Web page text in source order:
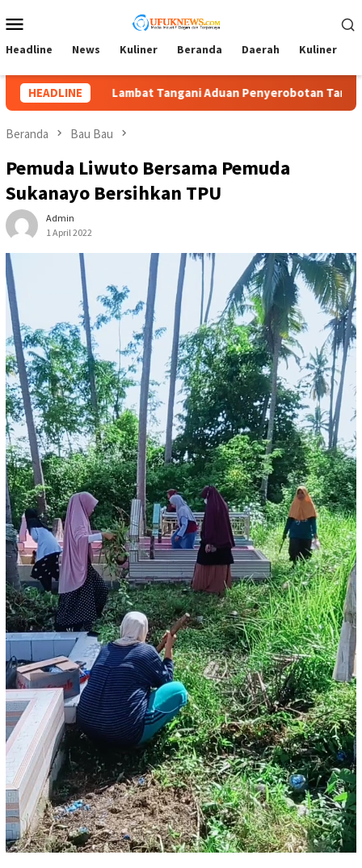
ke
kontenMobile
Headline News Kuliner Beranda Daerah Kuliner
HEADLINETanah, Tim Kuasa Hukum La Ode Darmawan &
Beranda Bau Bau
Pemuda Liwuto Bersama Pemuda
Sukanayo Bersihkan TPU
Admin
1 April 2022